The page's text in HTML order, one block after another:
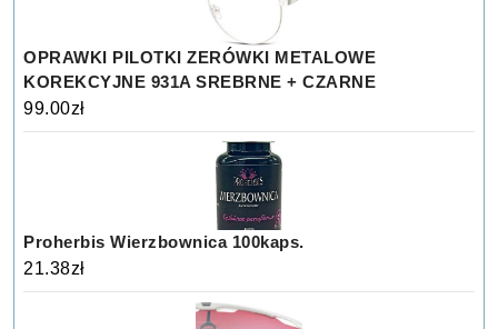
OPRAWKI PILOTKI ZERÓWKI METALOWE
KOREKCYJNE 931A SREBRNE + CZARNE
99.00zł
Proherbis Wierzbownica 100kaps.
21.38zł